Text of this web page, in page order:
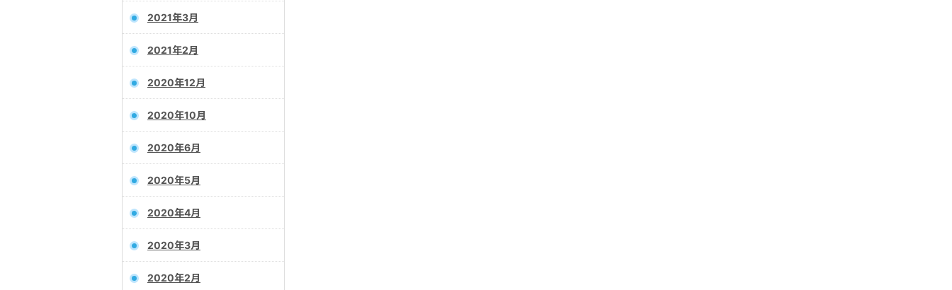
2021年3月
2021年2月
2020年12月
2020年10月
2020年6月
2020年5月
2020年4月
2020年3月
2020年2月